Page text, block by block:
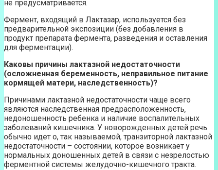
не предусматривается.
Фермент, входящий в Лактазар, используется без
предварительной экспозиции (без добавления в
продукт препарата фермента, разведения и оставления
для ферментации).
Каковы причины лактазной недостаточности
(осложненная беременность, неправильное питание
кормящей матери, наследственность)?
Причинами лактазной недостаточности чаще всего
являются наследственная предрасположенность,
недоношенность ребенка и наличие воспалительных
заболеваний кишечника. У новорожденных детей речь
обычно идет о, так называемой, транзиторной лактазной
недостаточности – состоянии, которое возникает у
нормальных доношенных детей в связи с незрелостью
ферментной системы желудочно-кишечного тракта.